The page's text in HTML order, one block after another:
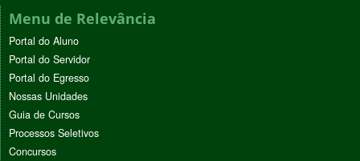
Menu de Relevância
Portal do Aluno
Portal do Servidor
Portal do Egresso
Nossas Unidades
Guia de Cursos
Processos Seletivos
Concursos